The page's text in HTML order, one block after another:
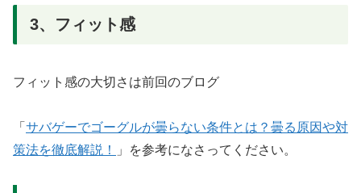
3、フィット感
フィット感の大切さは前回のブログ
「 サバゲーでゴーグルが曇らない条件とは？曇る原因や対
策法を徹底解説！
」を参考になさってください。